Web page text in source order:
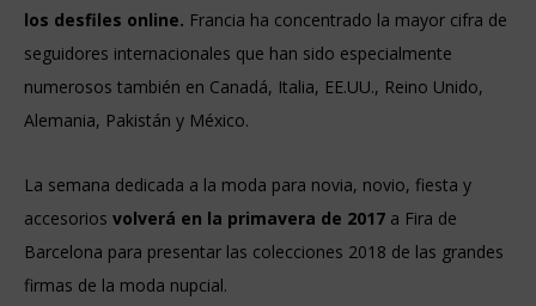
los desfiles online. Francia ha concentrado la mayor cifra de
seguidores internacionales que han sido especialmente
numerosos también en Canadá, Italia, EE.UU., Reino Unido,
Alemania, Pakistán y México.
La semana dedicada a la moda para novia, novio, fiesta y
accesorios volverá en la primavera de 2017 a Fira de
Barcelona para presentar las colecciones 2018 de las grandes
firmas de la moda nupcial.